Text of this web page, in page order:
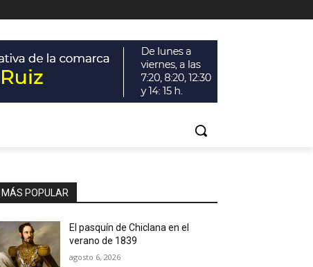
MÁS POPULAR
El pasquín de Chiclana en el
verano de 1839
agosto 6, 2026